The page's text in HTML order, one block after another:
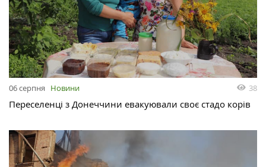
06 серпня Новини 38
Переселенці з Донеччини евакуювали своє стадо корів